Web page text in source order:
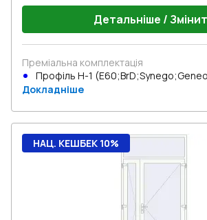
Детальніше /
Преміальна комплектація
Профіль Н-1
Докладніше
НАЦ. КЕШБЕК 10%